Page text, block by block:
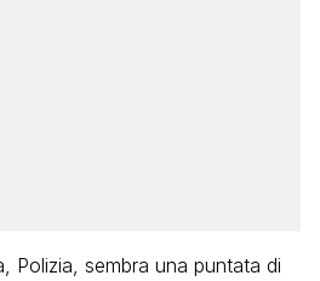
Polizia, sembra una puntata di